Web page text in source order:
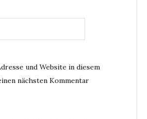
und Website in diesem
nächsten Kommentar